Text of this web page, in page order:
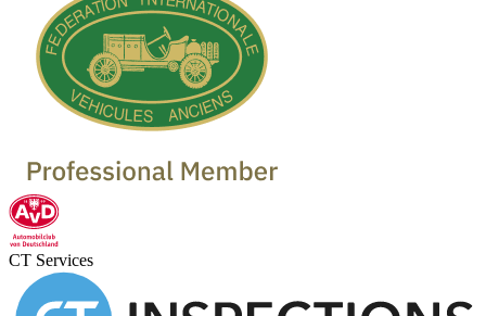
CT Services